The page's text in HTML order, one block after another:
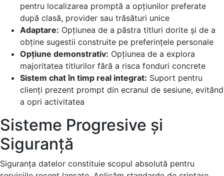
pentru localizarea promptă a opțiunilor preferate
după clasă, provider sau trăsături unice
Adaptare: Opțiunea de a păstra titluri dorite și de a
obține sugestii construite pe preferințele personale
Opțiune demonstrativ: Opțiunea de a explora
majoritatea titlurilor fără a risca fonduri concrete
Sistem chat în timp real integrat: Suport pentru
clienți prezent prompt din ecranul de sesiune, evitând
a opri activitatea
Sisteme Progresive și
Siguranță
Siguranța datelor constituie scopul absolută pentru